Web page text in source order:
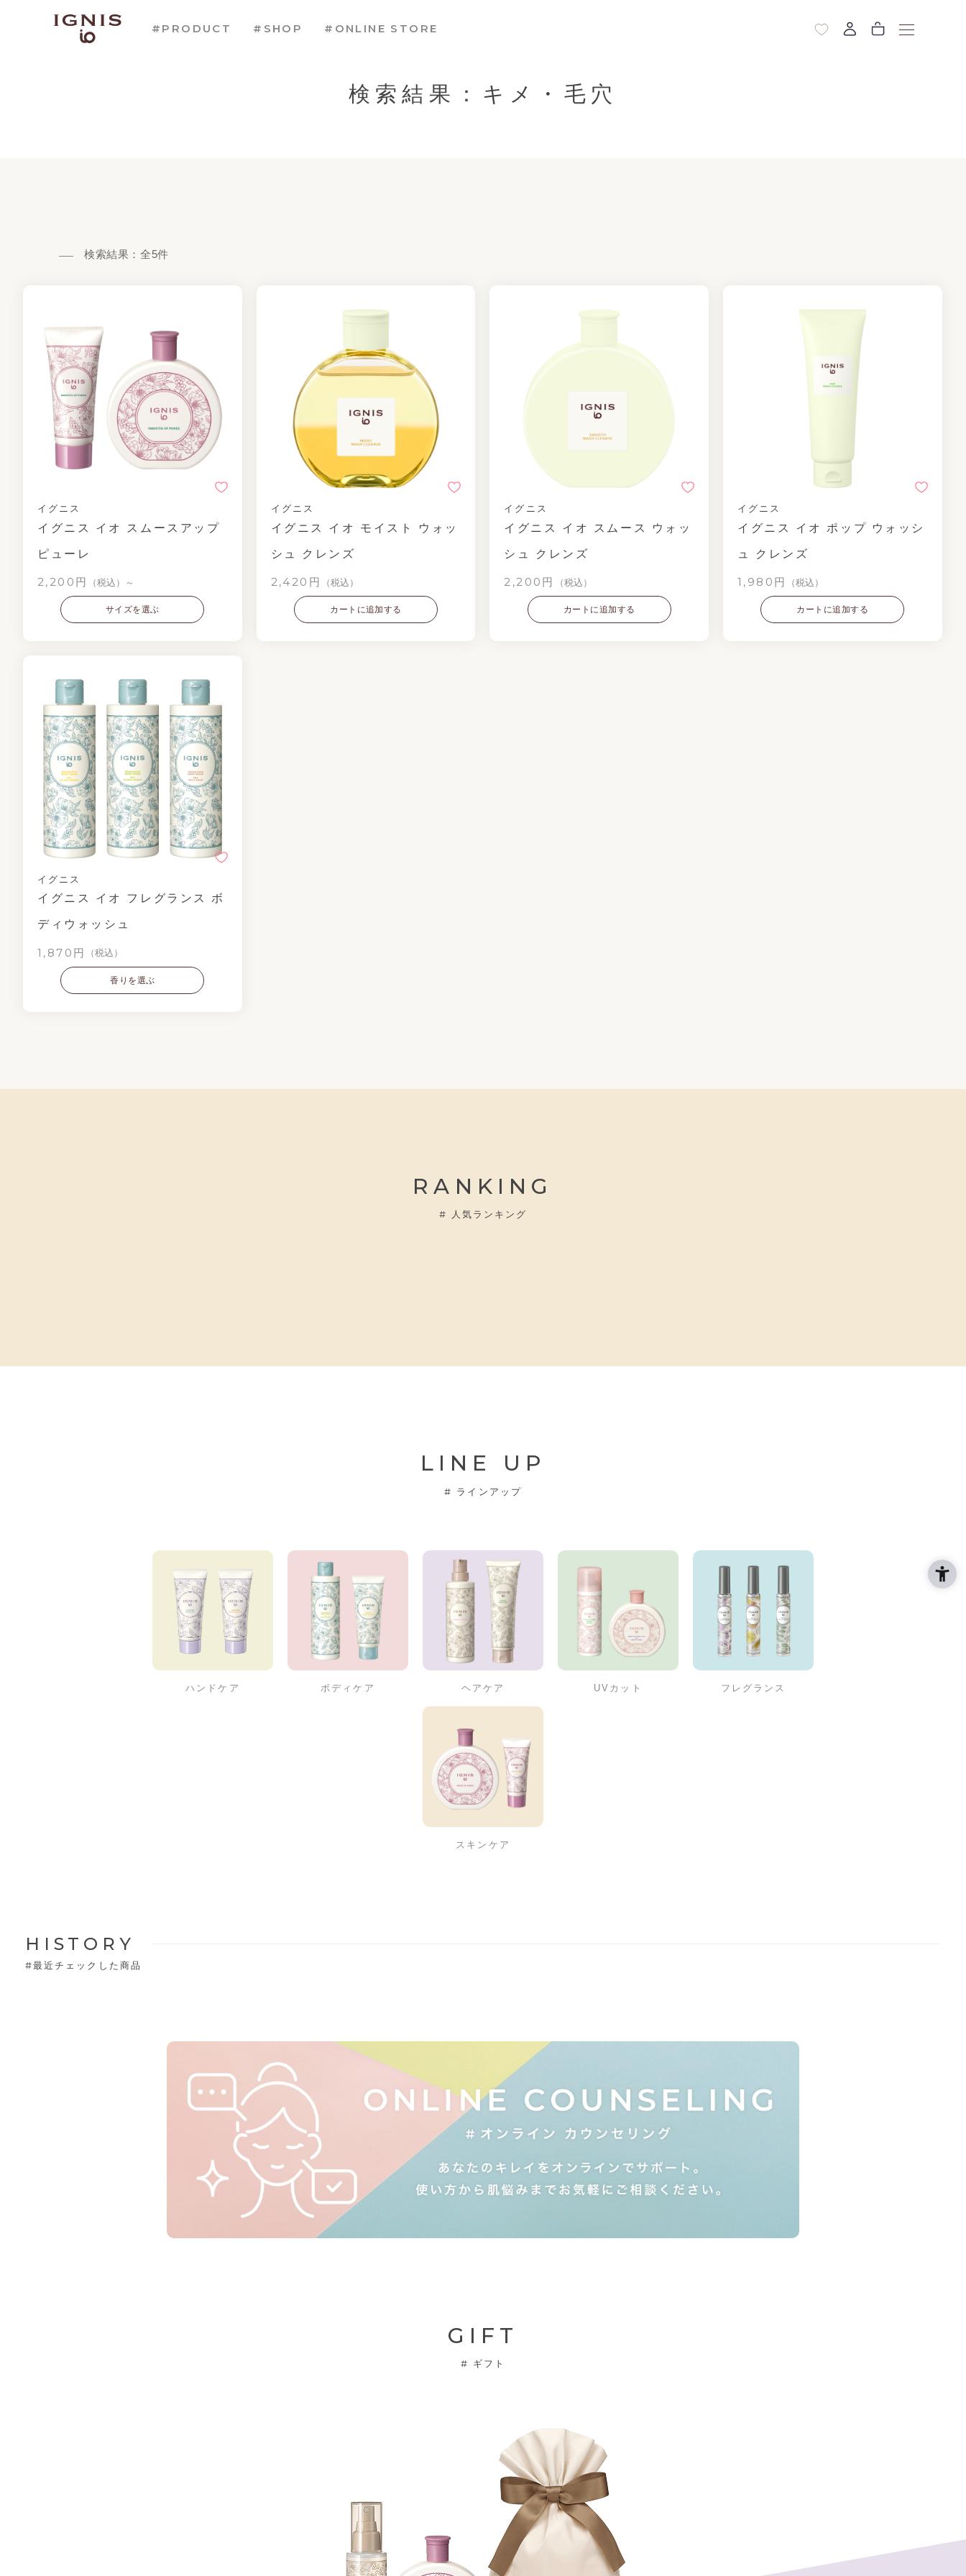
#PRODUCT #SHOP #ONLINE STORE
検索結果：キメ・毛穴
検索結果：全5件
イグニス
イグニス イオ スムースアップ
ピューレ
2,200円 （税込）～
サイズを選ぶ
イグニス
イグニス イオ モイスト ウォッ
シュ クレンズ
2,420円 （税込）
カートに追加する
イグニス
イグニス イオ スムース ウォッ
シュ クレンズ
2,200円 （税込）
カートに追加する
イグニス
イグニス イオ ポップ ウォッシ
ュ クレンズ
1,980円 （税込）
カートに追加する
イグニス
イグニス イオ フレグランス ボ
ディウォッシュ
1,870円 （税込）
香りを選ぶ
RANKING
# 人気ランキング
LINE UP
# ラインアップ
ハンドケア ボディケア ヘアケア UVカット フレグランス
スキンケア
HISTORY
#最近チェックした商品
GIFT
# ギフト